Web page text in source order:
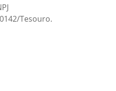
Tesouro.